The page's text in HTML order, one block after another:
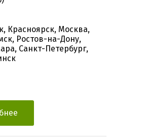
Красноярск, Москва,
Ростов-на-Дону,
Санкт-Петербург,